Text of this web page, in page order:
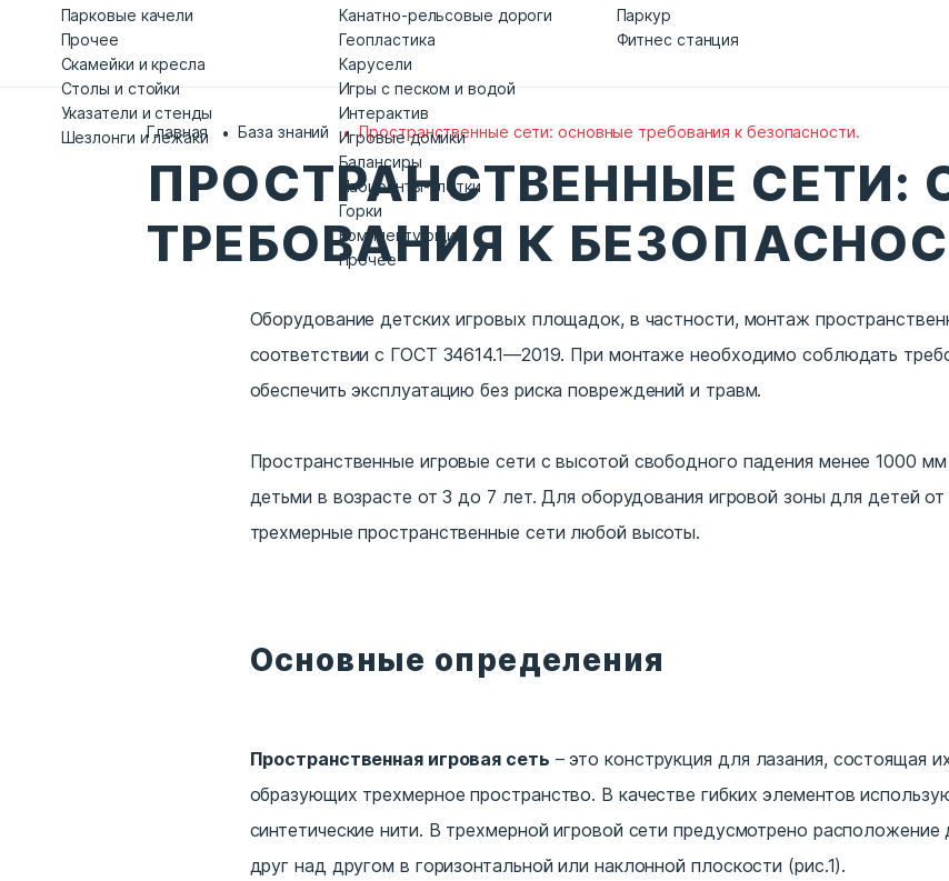
Парковые качели
Прочее
Скамейки и кресла
Столы и стойки
Указатели и стенды
Шезлонги и лежаки
Канатно-рельсовые дороги
Геопластика
Карусели
Игры с песком и водой
Интерактив
Игровые домики
Балансиры
Лабиринты-клетки
Горки
Комплектующие
Прочее
Паркур
Фитнес станция
Главная База знаний Пространственные сети: основные требования к безопасности.
ПРОСТРАНСТВЕННЫЕ СЕТИ:
ТРЕБОВАНИЯ К
Оборудование детских игровых площадок, в частности, монтаж
соответствии с ГОСТ 34614.1—2019. При монтаже необходимо соблюдать
обеспечить эксплуатацию без риска повреждений и травм.
Пространственные игровые сети с высотой свободного падения менее 1000
детьми в возрасте от 3 до 7 лет. Для оборудования игровой зоны для детей
трехмерные пространственные сети любой высоты.
Основные определения
Пространственная игровая сеть – это конструкция для лазания, состоящая
образующих трехмерное пространство. В качестве гибких элементов
синтетические нити. В трехмерной игровой сети предусмотрено
друг над другом в горизонтальной или наклонной плоскости (рис.1).